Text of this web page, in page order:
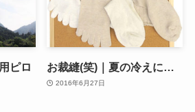
ピロ
お裁縫(笑)｜夏の冷えに…
2016年6月27日